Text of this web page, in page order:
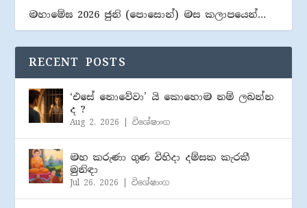
මහාමේඝ 2026 ජුනි (​පොසොන්) මස කලාපයෙන්…
RECENT POSTS
‘එසේ නොවේවා’ යි කොහොම නම් ලබන්න
ද ?
Aug 2, 2026 |විශේෂාංග
මහ කරුණා ගුණ විහිදා දම්සක කැරකී
මුනිඳා
Jul 26, 2026 |විශේෂාංග